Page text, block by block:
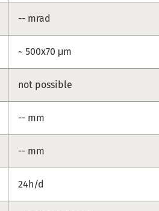
-- mrad
~ 500x70 μm
not possible
-- mm
-- mm
24h/d